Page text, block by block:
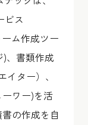
ビス
ム作成ツー
、書類作成
ター）、
ワー)を活
の作成を自